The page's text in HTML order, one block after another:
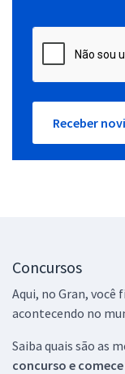
Receber
Concursos
Aqui, no Gran, você
acontecendo no
Saiba quais são as
concurso e